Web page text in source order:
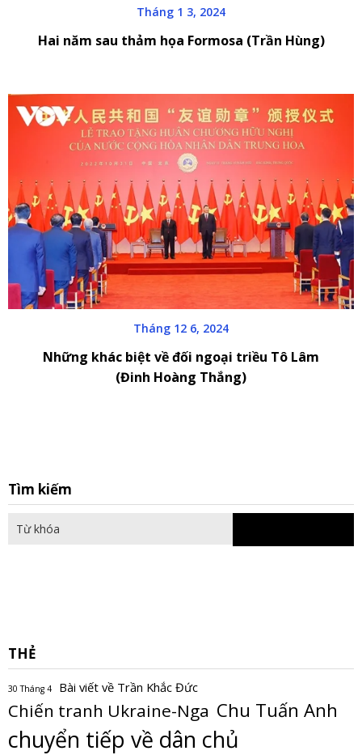
Tháng 1 3, 2024
Hai năm sau thảm họa Formosa (Trần Hùng)
Tháng 12 6, 2024
Những khác biệt về đối ngoại triều Tô Lâm
(Đinh Hoàng Thắng)
Tìm kiếm
THẺ
30 Tháng 4 Bài viết về Trần Khắc Đức
Chiến tranh Ukraine-Nga Chu Tuấn Anh
chuyển tiếp về dân chủ